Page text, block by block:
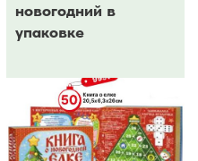
новогодний в
упаковке